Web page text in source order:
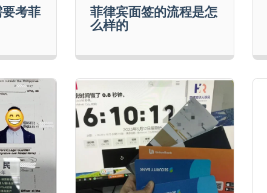
考菲 菲律宾面签的流程是怎
么样的